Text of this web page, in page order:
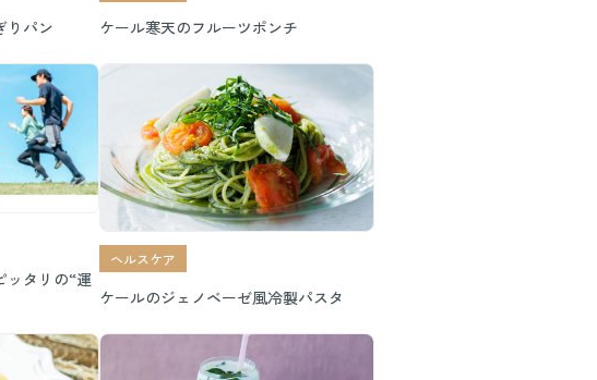
りパン ケール寒天のフルーツポンチ
ッタリの“運
ヘルスケア
ケールのジェノベーゼ風冷製パスタ